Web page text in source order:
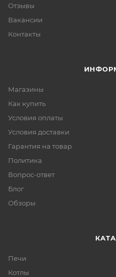
Отзывы
Вакансии
Контакты
Магазины
Как купить
Условия оплаты
Условия доставки
Гарантия на товар
Политика
Вопрос-ответ
Блог
Обзоры
Печи
Котлы